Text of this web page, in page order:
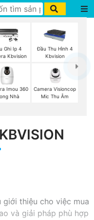
Ghi Ip 4
Kbvision
Đầu Thu Hình 4
Kbvision
Imou 360
Nhà
Camera Visioncop
Mic Thu Âm
thiệu cho việc mua
và giải pháp phù hợp